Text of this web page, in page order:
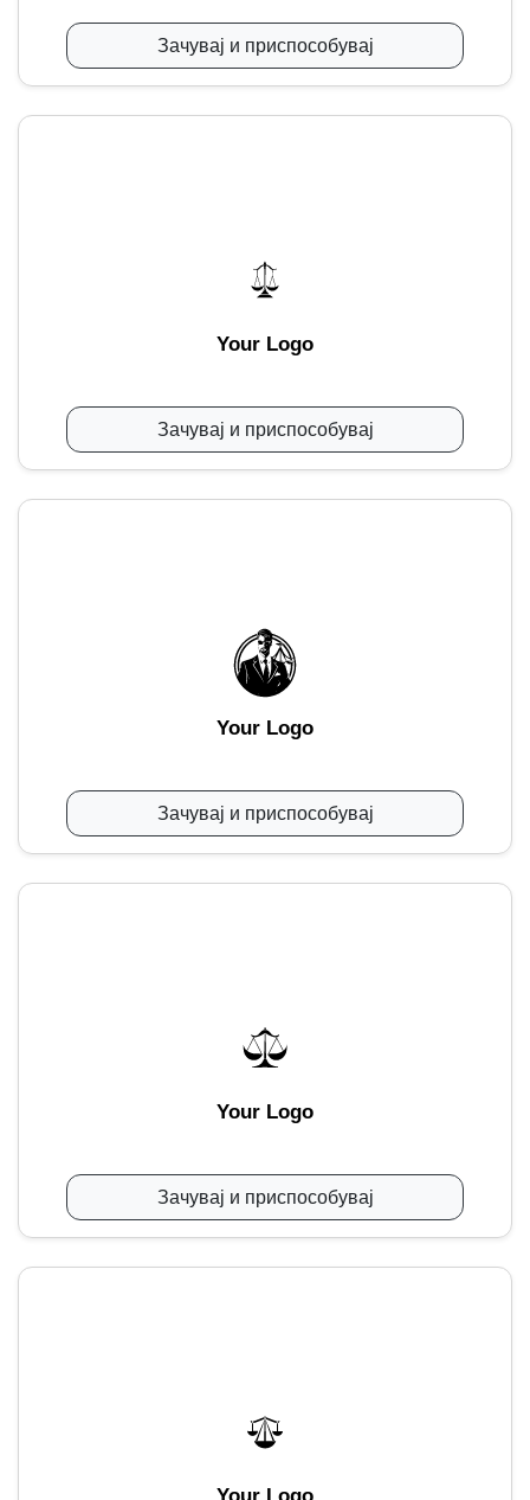
Зачувај и приспособувај
Your Logo
Зачувај и приспособувај
Your Logo
Зачувај и приспособувај
Your Logo
Зачувај и приспособувај